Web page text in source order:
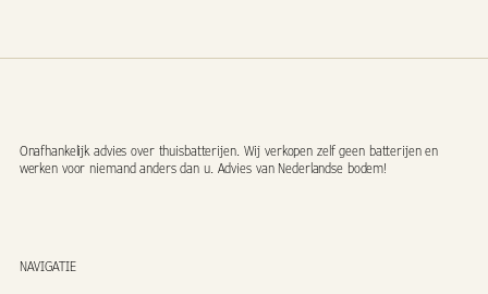
NAVIGATIE
Onafhankelijk advies over thuisbatterijen. Wij verkopen zelf geen batterijen en
werken voor niemand anders dan u. Advies van Nederlandse bodem!